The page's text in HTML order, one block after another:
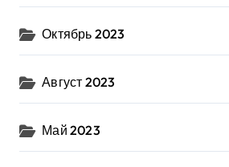
Октябрь 2023
Август 2023
Май 2023